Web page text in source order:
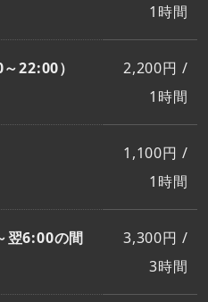
1時間
22:00）
2,200円 /
1時間
1,100円 /
1時間
翌6:00の間
3,300円 /
3時間